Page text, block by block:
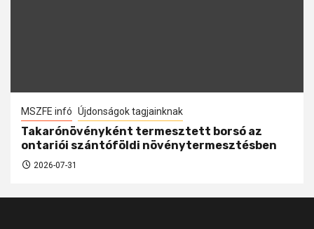
MSZFE infó Újdonságok tagjainknak
Takarónövényként termesztett borsó az
ontariói szántóföldi növénytermesztésben
2026-07-31